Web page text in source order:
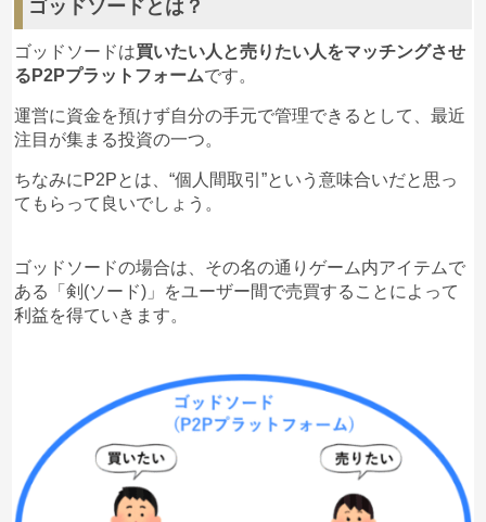
まだプレオープンの段階なので仕方ないかもしれませ
んが、あまりにバグが多発するようでは
ユーザーの信
頼を失う ことにも繋がりかねません。
ゴッドソードとは？
ゴッドソードは買いたい人と売りたい人をマッチングさせ
るP2Pプラットフォームです。
運営に資金を預けず自分の手元で管理できるとして、最近
注目が集まる投資の一つ。
ちなみにP2Pとは、“個人間取引”という意味合いだと思っ
てもらって良いでしょう。
ゴッドソードの場合は、その名の通りゲーム内アイテムで
ある「剣(ソード)」をユーザー間で売買することによって
利益を得ていきます。